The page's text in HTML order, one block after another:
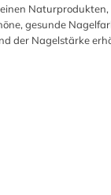
Naturprodukten,
gesunde
der Nagelstärke